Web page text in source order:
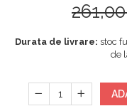
Durata de livrare: stoc
de